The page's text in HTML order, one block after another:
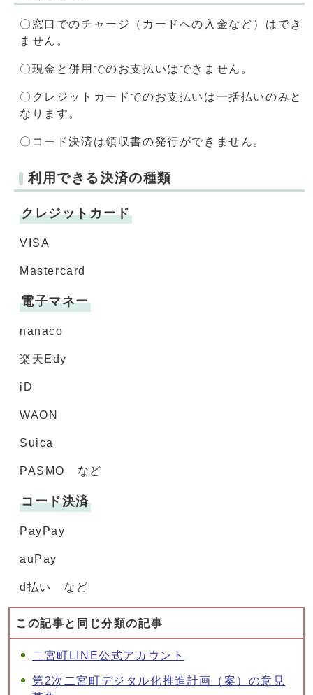
〇窓口でのチャージ（カードへの入金など）はでき
ません。
〇現金と併用でのお支払いはできません。
〇クレジットカードでのお支払いは一括払いのみと
なります。
〇コード決済は領収書の発行ができません。
利用できる決済の種類
クレジットカード
VISA
Mastercard
電子マネー
nanaco
楽天Edy
iD
WAON
Suica
PASMO など
コード決済
PayPay
auPay
d払い など
この記事と同じ分類の記事
二宮町LINE公式アカウント
第2次二宮町デジタル化推進計画（案）の意見